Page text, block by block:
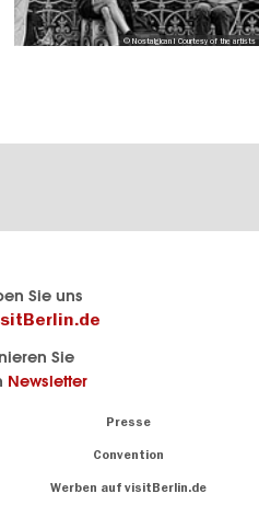
© Nostalgican I Courtesy of the artists
Sie uns
Sie
Newsletter
Presse
Convention
Werben auf visitBerlin.de